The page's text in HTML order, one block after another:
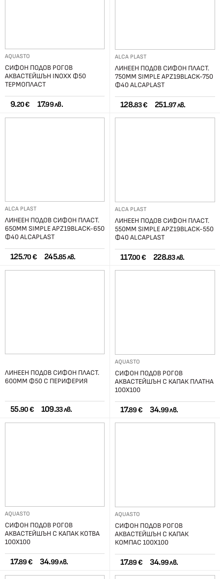
AQUASTO
СИФОН ПОДОВ РОГОВ
АКВАСТЕЙШЪН INOXX Ф50
ТЕРМОПЛАСТ
9.20 € 17.99 лв.
ALCA PLAST
ЛИНЕЕН ПОДОВ СИФОН ПЛАСТ.
750ММ SIMPLE APZ19BLACK-750
Ф40 ALCAPLAST
128.83 € 251.97 лв.
ALCA PLAST
ЛИНЕЕН ПОДОВ СИФОН ПЛАСТ.
650ММ SIMPLE APZ19BLACK-650
Ф40 ALCAPLAST
125.70 € 245.85 лв.
ALCA PLAST
ЛИНЕЕН ПОДОВ СИФОН ПЛАСТ.
550ММ SIMPLE APZ19BLACK-550
Ф40 ALCAPLAST
117.00 € 228.83 лв.
ЛИНЕЕН ПОДОВ СИФОН ПЛАСТ.
600ММ Ф50 С ПЕРИФЕРИЯ
55.90 € 109.33 лв.
AQUASTO
СИФОН ПОДОВ РОГОВ
АКВАСТЕЙШЪН С КАПАК ПЛАТНА
100X100
17.89 € 34.99 лв.
AQUASTO
СИФОН ПОДОВ РОГОВ
АКВАСТЕЙШЪН С КАПАК КОТВА
100X100
17.89 € 34.99 лв.
AQUASTO
СИФОН ПОДОВ РОГОВ
АКВАСТЕЙШЪН С КАПАК
КОМПАС 100X100
17.89 € 34.99 лв.